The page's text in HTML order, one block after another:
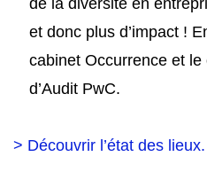
de la diversité en
et donc plus d’impact !
cabinet Occurrence et
d’Audit PwC.
> Découvrir l’état des lieux.